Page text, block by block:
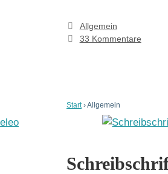
Kategorien
Allgemein
33 Kommentare
Start›Allgemein